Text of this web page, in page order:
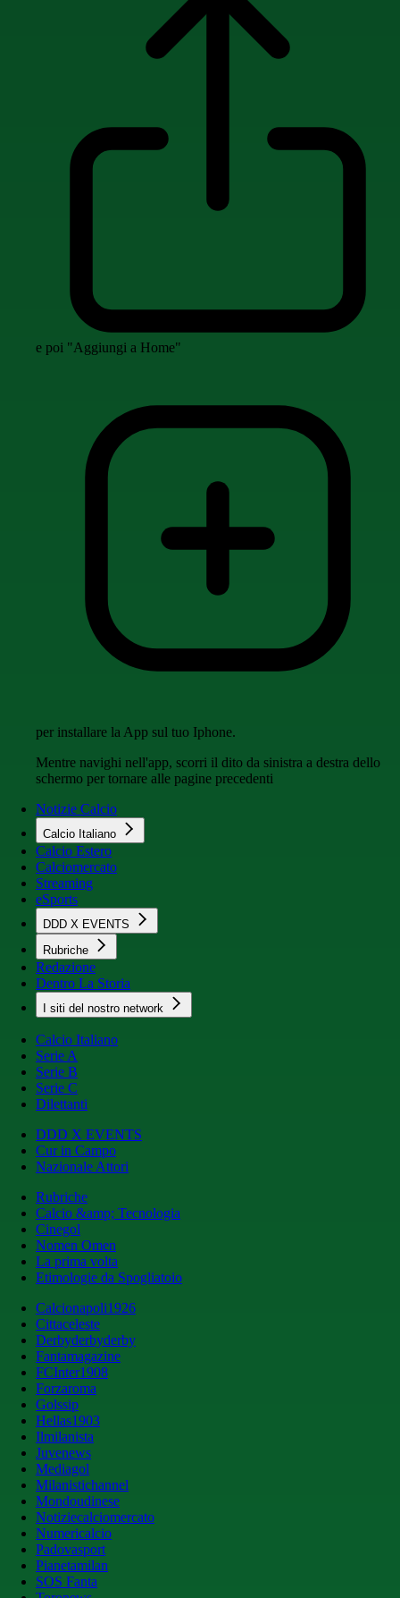
e poi "Aggiungi a Home"
per installare la App sul tuo Iphone.
Mentre navighi nell'app, scorri il dito da sinistra a destra dello
schermo per tornare alle pagine precedenti
Notizie Calcio
Calcio Italiano
Calcio Estero
Calciomercato
Streaming
eSports
DDD X EVENTS
Rubriche
Redazione
Dentro La Storia
I siti del nostro network
Calcio Italiano
Serie A
Serie B
Serie C
Dilettanti
DDD X EVENTS
Cur in Campo
Nazionale Attori
Rubriche
Calcio &amp; Tecnologia
Cinegol
Nomen Omen
La prima volta
Etimologie da Spogliatoio
Calcionapoli1926
Cittaceleste
Derbyderbyderby
Fantamagazine
FCInter1908
Forzaroma
Golssip
Hellas1903
Ilmilanista
Juvenews
Mediagol
Milanistichannel
Mondoudinese
Notiziecalciomercato
Numericalcio
Padovasport
Pianetamilan
SOS Fanta